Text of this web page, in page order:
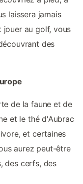
laissera jamais
jouer au golf, vous
des
de la faune et de
et le thé d'Aubrac
et certaines
aurez peut-être
des cerfs, des